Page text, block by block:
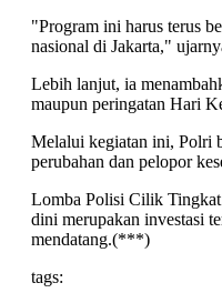
"Program ini harus terus
nasional di Jakarta,"
Lebih lanjut, ia
maupun peringatan Hari
Melalui kegiatan ini, Polri
perubahan dan pelopor
Lomba Polisi Cilik Tingkat
dini merupakan investasi
mendatang.(***)
tags: